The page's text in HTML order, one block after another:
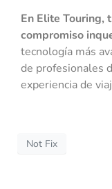
En Elite Touring,
compromiso
tecnología más
de profesionales
experiencia de
Not Fix